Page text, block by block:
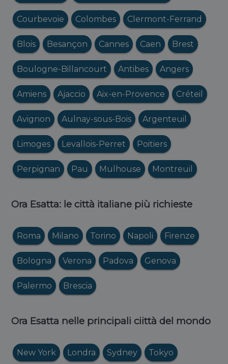
Courbevoie Colombes Clermont-Ferrand
Blois Besançon Cannes Caen Brest
Boulogne-Billancourt Antibes Angers
Amiens Ajaccio Aix-en-Provence Créteil
Avignon Aulnay-sous-Bois Argenteuil
Limoges Levallois-Perret Poitiers
Perpignan Pau Mulhouse Montreuil
Ora Esatta: le città italiane più richieste
Roma Milano Torino Napoli Firenze
Bologna Verona Padova Genova
Palermo Brescia
Ora Esatta nelle principali ciittà del mondo
New York Londra Sydney Tokyo